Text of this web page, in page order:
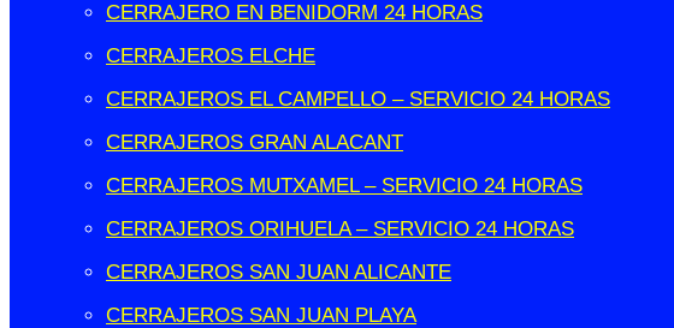
CERRAJERO EN BENIDORM 24 HORAS
CERRAJEROS ELCHE
CERRAJEROS EL CAMPELLO – SERVICIO 24 HORAS
CERRAJEROS GRAN ALACANT
CERRAJEROS MUTXAMEL – SERVICIO 24 HORAS
CERRAJEROS ORIHUELA – SERVICIO 24 HORAS
CERRAJEROS SAN JUAN ALICANTE
CERRAJEROS SAN JUAN PLAYA